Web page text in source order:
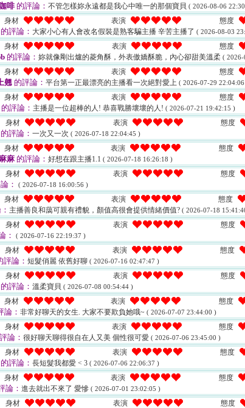
啡的評論： 不管怎樣妳永遠都是我心中唯一的那個寶貝 ( 2026-08-06
身材 表演 態度
的評論： 大家小心有人會改名假裝是熟客騙主播 辛苦主播了 ( 2026-08-03
身材 表演 態度
的評論： 妳就像剛出爐的菱角酥，外表傲嬌酥脆，內心卻甜美溫柔 ( 2026-
身材 表演 態度
翹 的評論： 平台第一正最漂亮的主播看一次絕對愛上 ( 2026-07-29
身材 表演 態度
的評論： 主播是一位超棒的人! 恭喜戰勝壞壞的人! ( 2026-07-21 19:42:15 )
身材 表演 態度
的評論： 一次又一次 ( 2026-07-18 22:04:45 )
身材 表演 態度
麻 的評論： 好想在跟主播1.1 ( 2026-07-18 16:26:18 )
身材 表演 態度
： ( 2026-07-18 16:00:56 )
身材 表演 態度
主播善良和藹可親有禮貌，顏值高很會提供情緒價值? ( 2026-07-18
身材 表演 態度
： ( 2026-07-16 22:19:37 )
身材 表演 態度
評論： 短髮俏麗 依舊好聊 ( 2026-07-16 02:47:47 )
身材 表演 態度
的評論： 溫柔寶貝 ( 2026-07-08 00:54:44 )
身材 表演 態度
論： 非常好聊天的女生. 大家不要欺負她哦~ ( 2026-07-07 23:44:00 )
身材 表演 態度
論： 很好聊天聊得很自在人又美 個性很可愛 ( 2026-07-06 23:45:00 )
身材 表演 態度
的評論： 長短髮我都愛 < 3 ( 2026-07-06 22:06:37 )
身材 表演 態度
論： 進去就出不來了 愛慘 ( 2026-07-01 23:02:05 )
身材 表演 態度